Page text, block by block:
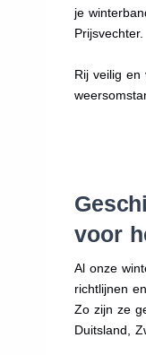
je
Prijsvechter.
Rij veilig en
voor
Al onze
richtlijnen
Zo zijn ze
Duitsland,